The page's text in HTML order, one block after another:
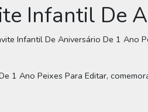
Infantil De
Infantil De Aniversário De 1 Ano
1 Ano Peixes Para Editar,